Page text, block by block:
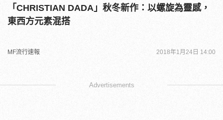
「CHRISTIAN DADA」秋冬新作：以螺旋為靈感，
東西方元素混搭
MF流行速報 2018年1月24日 14:00
Advertisements